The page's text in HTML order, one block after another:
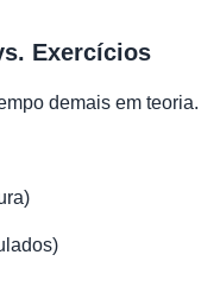
Exercícios
demais em teoria.